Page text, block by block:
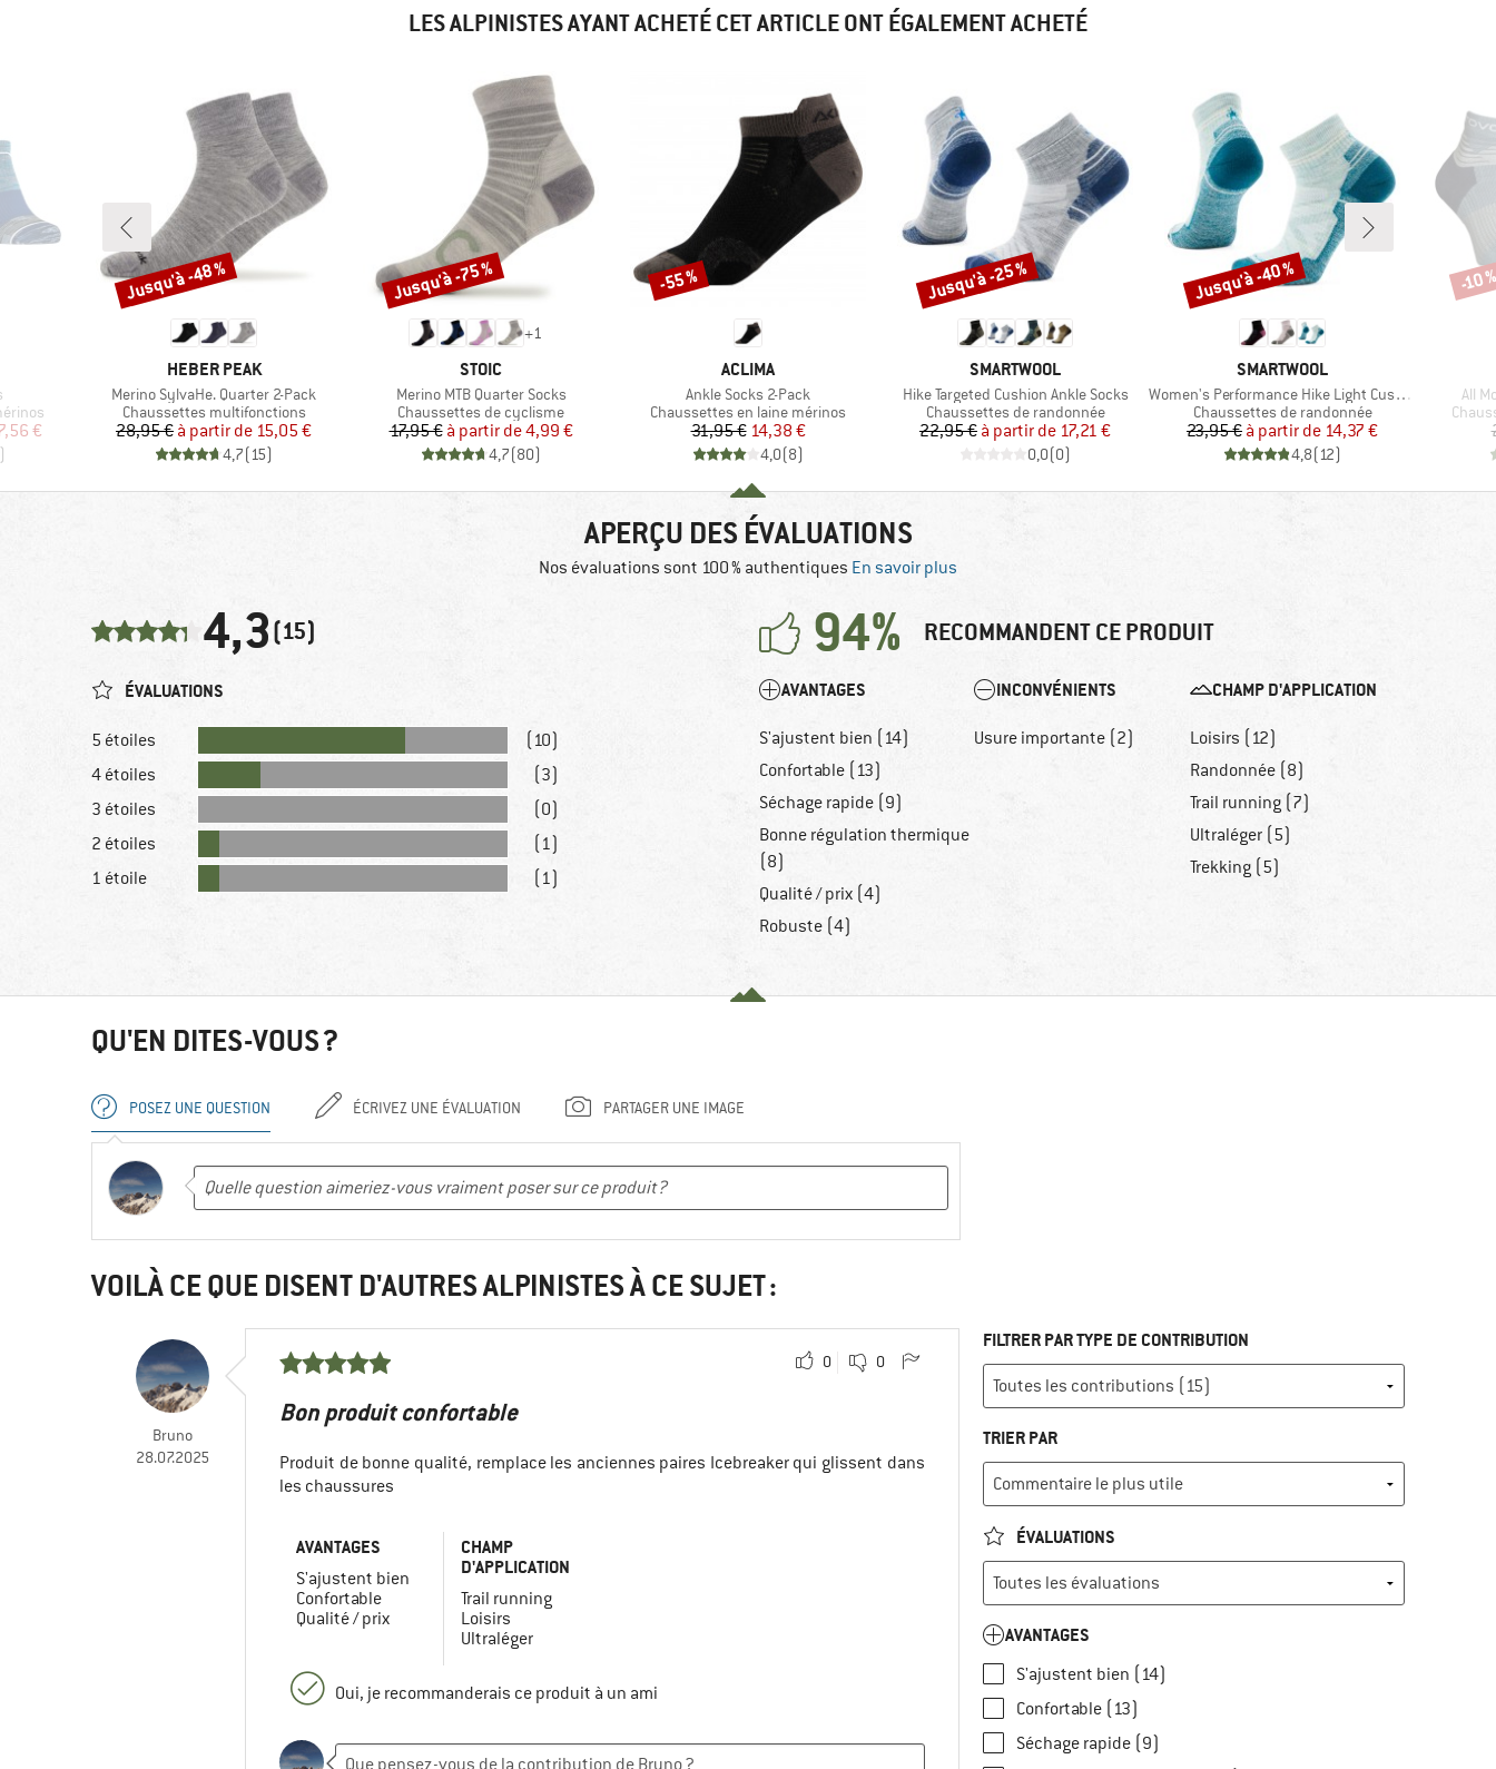
LES ALPINISTES AYANT ACHETÉ CET ARTICLE ONT ÉGALEMENT ACHETÉ
€
MARQUE
HEBER PEAK
Article
Merino SylvaHe. Quarter 2-Pack
Product group
Chaussettes multifonctions
Prix
28,95 € Prix réduit
à partir de 15,05 €
4,7(15)
Remise
Jusqu'à -48 %
+1
MARQUE
STOIC
Article
Merino MTB Quarter Socks
Product group
Chaussettes de cyclisme
Prix
17,95 € Prix réduit
à partir de4,99 €
4,7(80)
Remise
Jusqu'à -75 %
MARQUE
ACLIMA
Article
Ankle Socks 2-Pack
Product group
Chaussettes en laine mérinos
Prix
31,95 €Prix réduit
14,38 €
4,0(8)
Remise
-55 %
MARQUE
SMARTWOOL
Article
Hike Targeted Cushion Ankle Socks
Product group
Chaussettes de randonnée
Prix
22,95 € Prix réduit
à partir de 17,21 €
0,0(0)
Remise
Jusqu'à -25 %
MARQUE
SMARTWOOL
Article
Women's Performance Hike Light Cushion Ankle
Product group
Chaussettes de randonnée
Prix
23,95 € Prix réduit
à partir de 14,37 €
4,8(12)
Remise
Jusqu'à -40 %
All
-10
APERÇU DES ÉVALUATIONS
Nos évaluations sont 100 % authentiques En savoir plus
4,3(15) 94% RECOMMANDENT CE PRODUIT
ÉVALUATIONS
5 étoiles
(10)
4 étoiles
(3)
3 étoiles
(0)
2 étoiles
(1)
1 étoile
(1)
AVANTAGES
S'ajustent bien (14)
Confortable (13)
Séchage rapide (9)
Bonne régulation thermique
(8)
Qualité / prix (4)
Robuste (4)
INCONVÉNIENTS
Usure importante (2)
CHAMP D'APPLICATION
Loisirs (12)
Randonnée (8)
Trail running (7)
Ultraléger (5)
Trekking (5)
QU'EN DITES-VOUS ?
POSEZ UNE QUESTION ÉCRIVEZ UNE ÉVALUATION PARTAGER UNE IMAGE
VOILÀ CE QUE DISENT D'AUTRES ALPINISTES À CE SUJET :
Bruno
28.07.2025
0 0
Bon produit confortable
Produit de bonne qualité, remplace les anciennes paires Icebreaker qui glissent dans
les chaussures
AVANTAGES
S'ajustent bien
Confortable
Qualité / prix
CHAMP
D'APPLICATION
Trail running
Loisirs
Ultraléger
Oui, je recommanderais ce produit à un ami
FILTRER PAR TYPE DE CONTRIBUTION
TRIER PAR
ÉVALUATIONS
AVANTAGES
S'ajustent bien (14)
Confortable (13)
Séchage rapide (9)